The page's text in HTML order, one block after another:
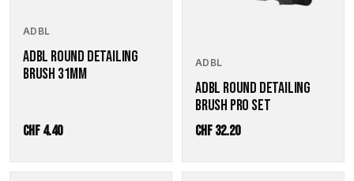
ADBL
ADBL ROUND DETAILING
BRUSH 31MM
CHF4.40
ADBL
ADBL ROUND DETAILING
BRUSH PRO SET
CHF32.20